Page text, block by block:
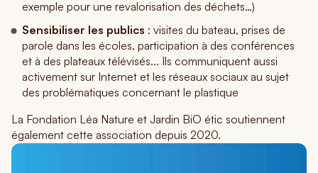
exemple pour une revalorisation des déchets…)
Sensibiliser les publics : visites du bateau, prises de
parole dans les écoles, participation à des conférences
et à des plateaux télévisés... Ils communiquent aussi
activement sur Internet et les réseaux sociaux au sujet
des problématiques concernant le plastique
La Fondation Léa Nature et Jardin BiO étic soutiennent
également cette association depuis 2020.